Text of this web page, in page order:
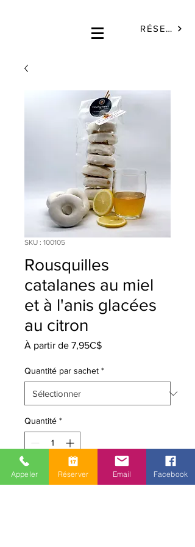
RÉSERVÉ
SKU : 100105
Rousquilles
catalanes au miel
et à l'anis glacées
au citron
À partir de 7,95C$Prix
Quantité par sachet *
Quantité *
Ajouter au panier
Appeler Réserver Email Facebook